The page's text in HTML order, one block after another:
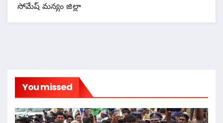
సోమేష్ మన్యం జిల్లా
You missed